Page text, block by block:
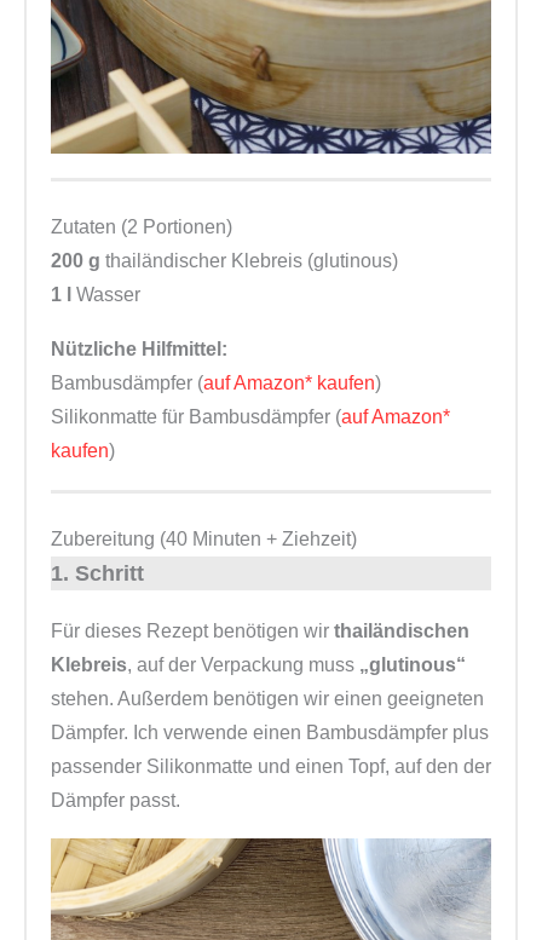
Zutaten (2 Portionen)
200 g thailändischer Klebreis (glutinous)
1 l
Wasser
Nützliche Hilfmittel:
Bambusdämpfer (auf Amazon* kaufen)
Silikonmatte für Bambusdämpfer (auf Amazon*
kaufen)
Zubereitung (40 Minuten + Ziehzeit)
1. Schritt
Für dieses Rezept benötigen wir thailändischen
Klebreis, auf der Verpackung muss „glutinous“
stehen. Außerdem benötigen wir einen geeigneten
Dämpfer. Ich verwende einen Bambusdämpfer plus
passender Silikonmatte und einen Topf, auf den der
Dämpfer passt.